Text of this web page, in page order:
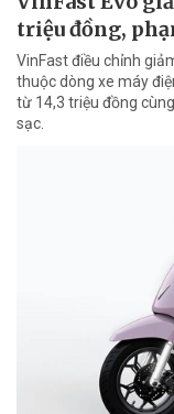
triệu đồng,
VinFast điều chỉnh
thuộc dòng xe máy
từ 14,3 triệu đồng
sạc.